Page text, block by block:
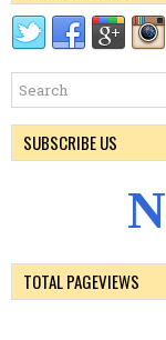
SUBSCRIBE US
N
TOTAL PAGEVIEWS